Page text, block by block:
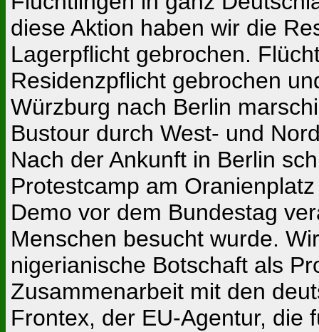
diese Aktion haben wir die
Lagerpflicht gebrochen.
Residenzpflicht gebrochen
Würzburg nach Berlin
Bustour durch West- und
Nach der Ankunft in Berlin
Protestcamp am
Demo vor dem Bundestag
Menschen besucht wurde.
nigerianische Botschaft als
Zusammenarbeit mit den
Frontex, der EU-Agentur, die